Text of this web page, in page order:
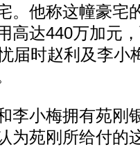
。他称这幢豪宅
高达440万加元
届时赵利及李小
小梅拥有苑刚
为苑刚所给付的